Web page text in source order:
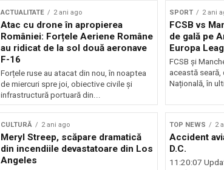
ACTUALITATE 2 ani ago
Atac cu drone în apropierea
României: Forțele Aeriene Române
au ridicat de la sol două aeronave
F-16
Forțele ruse au atacat din nou, în noaptea
de miercuri spre joi, obiective civile și
infrastructură portuară din...
SPORT 2 ani
FCSB vs
de gală pe
Europa
FCSB și
această seară,
Națională, în
CULTURĂ 2 ani ago
Meryl Streep, scăpare dramatică
din incendiile devastatoare din Los
Angeles
TOP NEWS 2
Accident
D.C.
11:20:07